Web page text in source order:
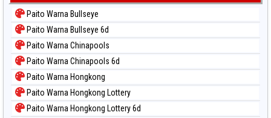
Paito Warna Bullseye
Paito Warna Bullseye 6d
Paito Warna Chinapools
Paito Warna Chinapools 6d
Paito Warna Hongkong
Paito Warna Hongkong Lottery
Paito Warna Hongkong Lottery 6d